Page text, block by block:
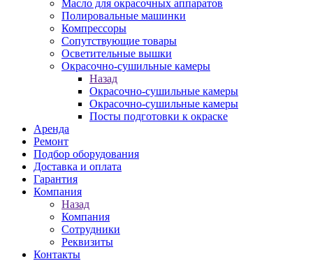
Масло для окрасочных аппаратов
Полировальные машинки
Компрессоры
Сопутствующие товары
Осветительные вышки
Окрасочно-сушильные камеры
Назад
Окрасочно-сушильные камеры
Окрасочно-сушильные камеры
Посты подготовки к окраске
Аренда
Ремонт
Подбор оборудования
Доставка и оплата
Гарантия
Компания
Назад
Компания
Сотрудники
Реквизиты
Контакты